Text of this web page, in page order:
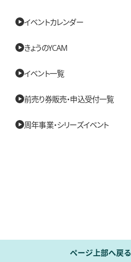
イベントカレンダー
きょうのYCAM
イベント一覧
前売り券販売・申込受付一覧
周年事業・シリーズイベント
ページ上部へ戻る